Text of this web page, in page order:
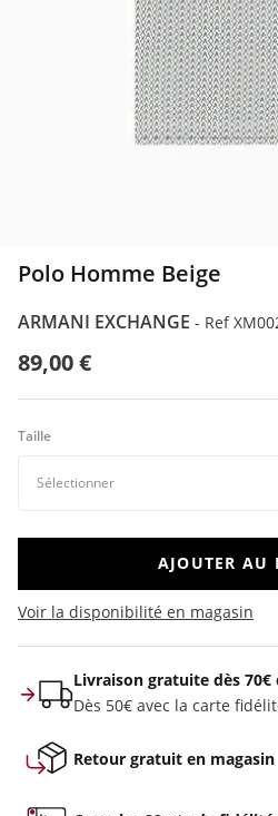
Polo Homme Beige
ARMANI EXCHANGE - Ref
89,00 €
Taille
AJOUTER AU
Voir la disponibilité en magasin
Livraison gratuite dès 70€
Dès 50€ avec la carte
Retour gratuit en magasin